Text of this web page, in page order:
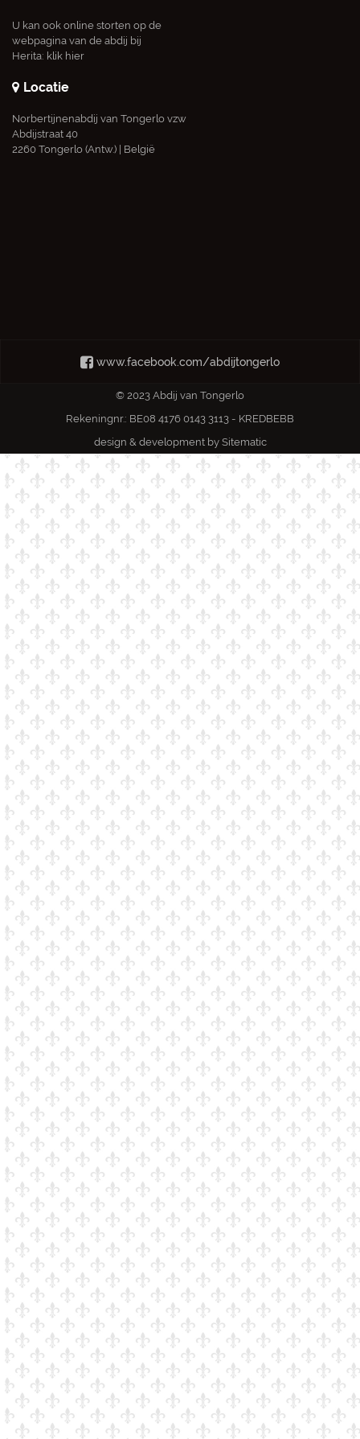
U kan ook online storten op de
webpagina van de abdij bij
Herita: klik hier
Locatie
Norbertijnenabdij van Tongerlo vzw
Abdijstraat 40
2260 Tongerlo (Antw.) | België
www.facebook.com/abdijtongerlo
© 2023 Abdij van Tongerlo
Rekeningnr.: BE08 4176 0143 3113 - KREDBEBB
design & development by Sitematic